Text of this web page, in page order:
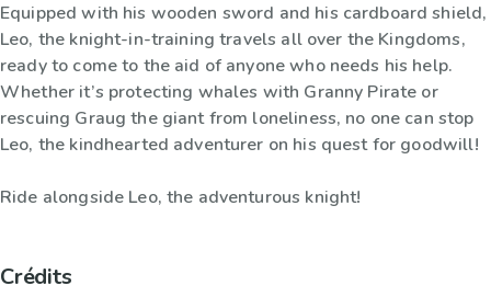
Equipped with his wooden sword and his cardboard shield,
Leo, the knight-in-training travels all over the Kingdoms,
ready to come to the aid of anyone who needs his help.
Whether it’s protecting whales with Granny Pirate or
rescuing Graug the giant from loneliness, no one can stop
Leo, the kindhearted adventurer on his quest for goodwill!
Ride alongside Leo, the adventurous knight!
Crédits